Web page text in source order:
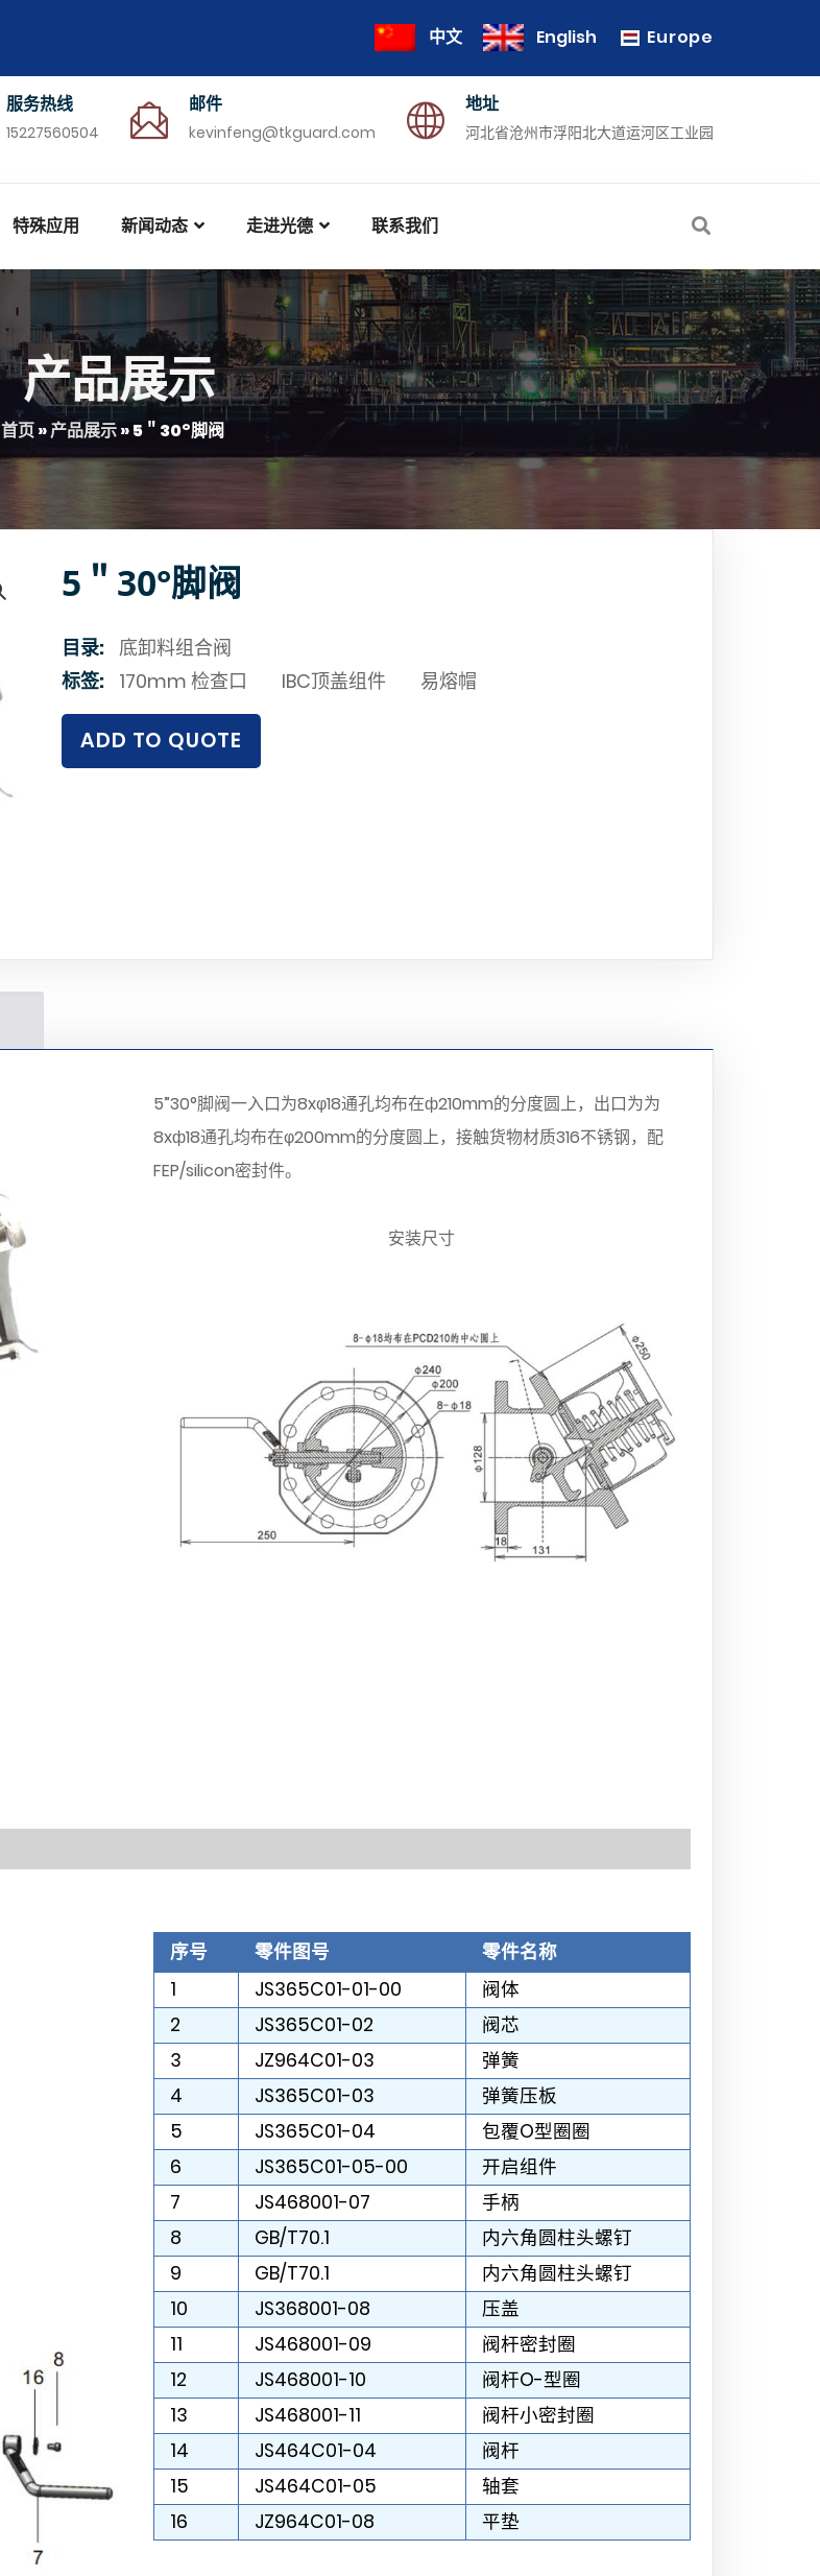
中文 English Europe
服务热线
15227560504
邮件
kevinfeng@tkguard.com
地址
河北省沧州市浮阳北大道运河区工业园
特殊应用 新闻动态 走进光德 联系我们
产品展示
首页»产品展示»5＂30°脚阀
5＂30°脚阀
目录: 底卸料组合阀
标签: 170mm 检查口 IBC顶盖组件 易熔帽
ADD TO QUOTE
5”30°脚阀一入口为8xφ18通孔均布在ф210mm的分度圆上，出口为为
8xф18通孔均布在φ200mm的分度圆上，接触货物材质316不锈钢，配
FEP/silicon密封件。
安装尺寸
序号 零件图号
零件名称
1
JS365C01-01-00
阀体
2
JS365C01-02
阀芯
3
JZ964C01-03
弹簧
4
JS365C01-03
弹簧压板
5
JS365C01-04
包覆O型圈圈
6
JS365C01-05-00
开启组件
7
JS468001-07
手柄
8
GB/T70.1
内六角圆柱头螺钉
9
GB/T70.1
内六角圆柱头螺钉
10
JS368001-08
压盖
11
JS468001-09
阀杆密封圈
12
JS468001-10
阀杆O-型圈
13
JS468001-11
阀杆小密封圈
14
JS464C01-04
阀杆
15
JS464C01-05
轴套
16
JZ964C01-08 平垫